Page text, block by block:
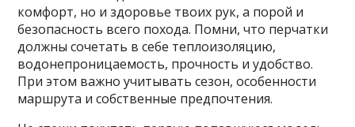
комфорт, но и здоровье твоих рук, а порой и
безопасность всего похода. Помни, что перчатки
должны сочетать в себе теплоизоляцию,
водонепроницаемость, прочность и удобство.
При этом важно учитывать сезон, особенности
маршрута и собственные предпочтения.